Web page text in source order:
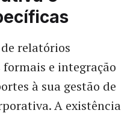
relatórios
e integração
à sua gestão de
A existência